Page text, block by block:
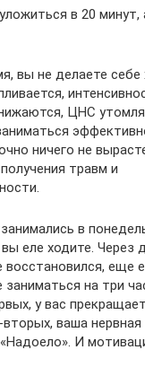
в 20 минут,
вы не делаете себе
ЦНС
ничего не
травм и
в
еле ходите. Через
восстановился, еще
заниматься на три
у вас
ваша
И